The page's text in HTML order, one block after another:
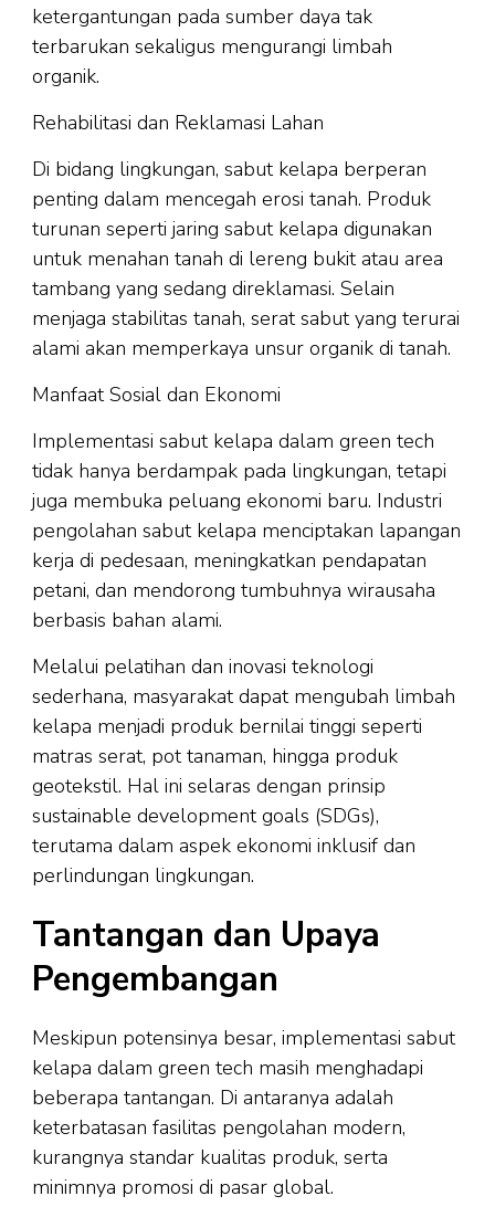
ketergantungan pada sumber daya tak
terbarukan sekaligus mengurangi limbah
organik.
Rehabilitasi dan Reklamasi Lahan
Di bidang lingkungan, sabut kelapa berperan
penting dalam mencegah erosi tanah. Produk
turunan seperti jaring sabut kelapa digunakan
untuk menahan tanah di lereng bukit atau area
tambang yang sedang direklamasi. Selain
menjaga stabilitas tanah, serat sabut yang terurai
alami akan memperkaya unsur organik di tanah.
Manfaat Sosial dan Ekonomi
Implementasi sabut kelapa dalam green tech
tidak hanya berdampak pada lingkungan, tetapi
juga membuka peluang ekonomi baru. Industri
pengolahan sabut kelapa menciptakan lapangan
kerja di pedesaan, meningkatkan pendapatan
petani, dan mendorong tumbuhnya wirausaha
berbasis bahan alami.
Melalui pelatihan dan inovasi teknologi
sederhana, masyarakat dapat mengubah limbah
kelapa menjadi produk bernilai tinggi seperti
matras serat, pot tanaman, hingga produk
geotekstil. Hal ini selaras dengan prinsip
sustainable development goals (SDGs),
terutama dalam aspek ekonomi inklusif dan
perlindungan lingkungan.
Tantangan dan Upaya
Pengembangan
Meskipun potensinya besar, implementasi sabut
kelapa dalam green tech masih menghadapi
beberapa tantangan. Di antaranya adalah
keterbatasan fasilitas pengolahan modern,
kurangnya standar kualitas produk, serta
minimnya promosi di pasar global.